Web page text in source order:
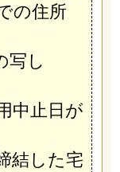
の住所
写し
中止日が
結した宅